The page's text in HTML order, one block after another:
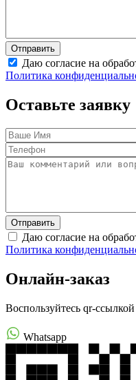
Даю согласие на
Политика
Оставьте заявку
Даю согласие на
Политика
Онлайн-заказ
Воспользуйтесь qr-
Whatsapp